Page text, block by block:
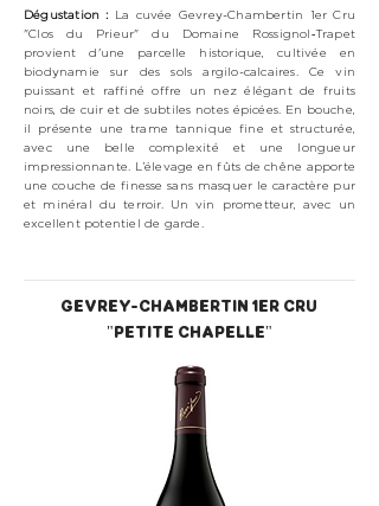
Dégustation : La cuvée Gevrey-Chambertin 1er Cru
"Clos du Prieur" du Domaine Rossignol‑Trapet
provient d'une parcelle historique, cultivée en
biodynamie sur des sols argilo-calcaires. Ce vin
puissant et raffiné offre un nez élégant de fruits
noirs, de cuir et de subtiles notes épicées. En bouche,
il présente une trame tannique fine et structurée,
avec une belle complexité et une longueur
impressionnante. L’élevage en fûts de chêne apporte
une couche de finesse sans masquer le caractère pur
et minéral du terroir. Un vin prometteur, avec un
excellent potentiel de garde.
GEVREY-CHAMBERTIN 1ER CRU
"PETITE CHAPELLE"